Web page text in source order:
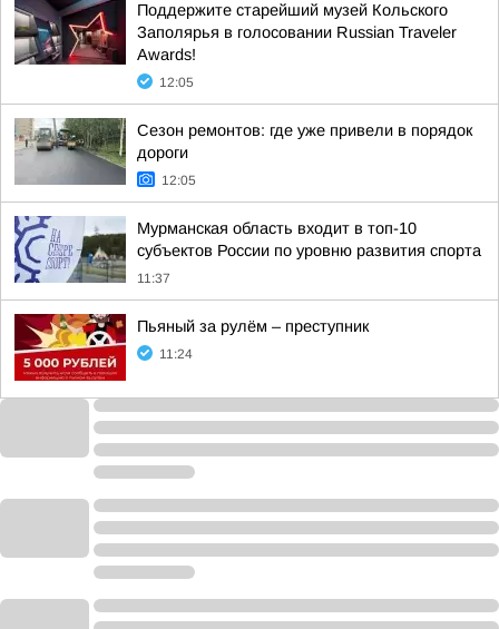
Поддержите старейший музей Кольского
Заполярья в голосовании Russian Traveler
Awards!
12:05
Сезон ремонтов: где уже привели в порядок
дороги
12:05
Мурманская область входит в топ-10
субъектов России по уровню развития спорта
11:37
Пьяный за рулём – преступник
11:24